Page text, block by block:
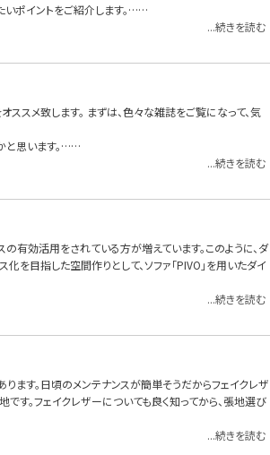
ポイントをご紹介します。……
...続きを読む
スメ致します。 まずは、色々な雑誌をご覧になって、気
と思います。……
...続きを読む
有効活用をされている方が増えています。このように、ダ
を目指した空間作りとして、ソファ「PIVO」を用いたダイ
...続きを読む
ります。日頃のメンテナンスが簡単そうだからフェイクレザ
す。フェイクレザーについても良く知ってから、張地選び
...続きを読む